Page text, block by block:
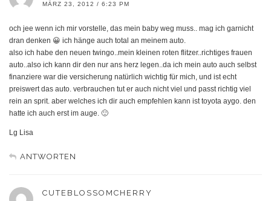
MÄRZ 23, 2012 / 6:23 PM
och jee wenn ich mir vorstelle, das mein baby weg muss.. mag ich garnicht
dran denken 😀 ich hänge auch total an meinem auto.
also ich habe den neuen twingo..mein kleinen roten flitzer..richtiges frauen
auto..also ich kann dir den nur ans herz legen..da ich mein auto auch selbst
finanziere war die versicherung natürlich wichtig für mich, und ist echt
preiswert das auto. verbrauchen tut er auch nicht viel und passt richtig viel
rein an sprit. aber welches ich dir auch empfehlen kann ist toyota aygo. den
hatte ich auch erst im auge. 🙂
Lg Lisa
ANTWORTEN
CUTEBLOSSOMCHERRY